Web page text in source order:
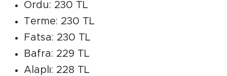
Ordu: 230 TL
Terme: 230 TL
Fatsa: 230 TL
Bafra: 229 TL
Alaplı: 228 TL